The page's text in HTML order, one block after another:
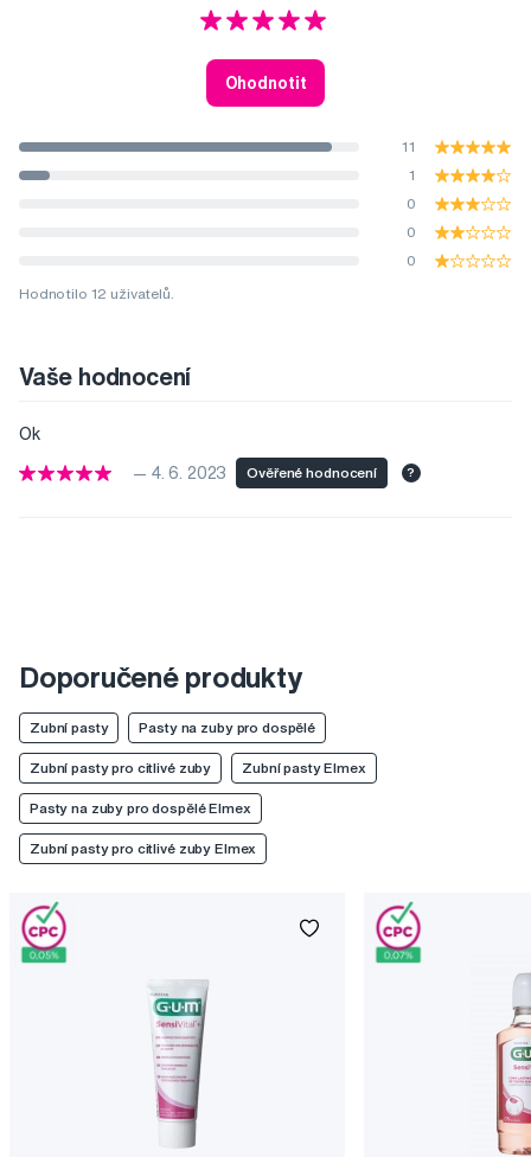
Ohodnotit
11
1
0
0
0
Hodnotilo 12 uživatelů.
Vaše hodnocení
Ok
— 4. 6. 2023 Ověřené hodnocení ?
Doporučené produkty
Zubní pasty Pasty na zuby pro dospělé
Zubní pasty pro citlivé zuby Zubní pasty Elmex
Pasty na zuby pro dospělé Elmex
Zubní pasty pro citlivé zuby Elmex